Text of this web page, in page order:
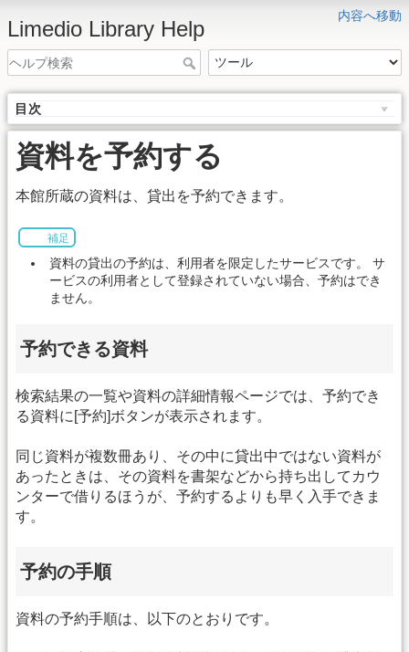
内容へ移動
Limedio Library Help
目次
資料を予約する
本館所蔵の資料は、貸出を予約できます。
補足
資料の貸出の予約は、利用者を限定したサービスです。 サ
ービスの利用者として登録されていない場合、予約はでき
ません。
予約できる資料
検索結果の一覧や資料の詳細情報ページでは、予約でき
る資料に[予約]ボタンが表示されます。
同じ資料が複数冊あり、その中に貸出中ではない資料が
あったときは、その資料を書架などから持ち出してカウ
ンターで借りるほうが、予約するよりも早く入手できま
す。
予約の手順
資料の予約手順は、以下のとおりです。